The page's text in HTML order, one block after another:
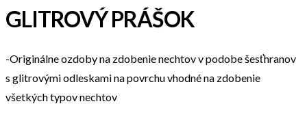
GLITROVÝ PRÁŠOK
-Originálne ozdoby na zdobenie nechtov v podobe šesťhranov
s glitrovými odleskami na povrchu vhodné na zdobenie
všetkých typov nechtov